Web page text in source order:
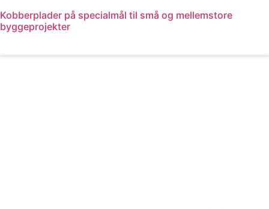
Kobberplader på specialmål til små og mellemstore
byggeprojekter